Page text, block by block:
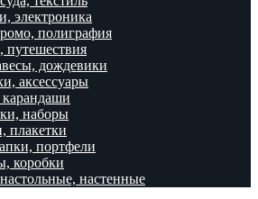
электроника
полиграфия
путешествия
дождевики
аксессуары
наборы
плакетки
портфели
коробки
настенные